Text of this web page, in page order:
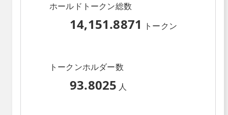
ホールドトークン総数
14,151.8871 トークン
トークンホルダー数
93.8025 人